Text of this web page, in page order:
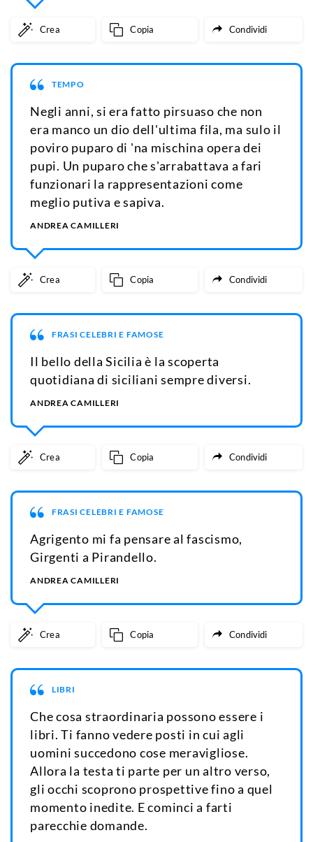
Crea Copia Condividi
TEMPO
Negli anni, si era fatto pirsuaso che non
era manco un dio dell'ultima fila, ma sulo il
poviro puparo di 'na mischina opera dei
pupi. Un puparo che s'arrabattava a fari
funzionari la rappresentazioni come
meglio putiva e sapiva.
ANDREA CAMILLERI
Crea Copia Condividi
FRASI CELEBRI E FAMOSE
Il bello della Sicilia è la scoperta
quotidiana di siciliani sempre diversi.
ANDREA CAMILLERI
Crea Copia Condividi
FRASI CELEBRI E FAMOSE
Agrigento mi fa pensare al fascismo,
Girgenti a Pirandello.
ANDREA CAMILLERI
Crea Copia Condividi
LIBRI
Che cosa straordinaria possono essere i
libri. Ti fanno vedere posti in cui agli
uomini succedono cose meravigliose.
Allora la testa ti parte per un altro verso,
gli occhi scoprono prospettive fino a quel
momento inedite. E cominci a farti
parecchie domande.